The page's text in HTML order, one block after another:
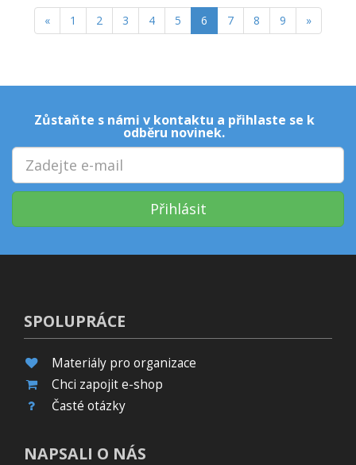
« 1 2 3 4 5 6 7 8 9 »
Zůstaňte s námi v kontaktu a přihlaste se k
odběru novinek.
Přihlásit
SPOLUPRÁCE
Materiály pro organizace
Chci zapojit e-shop
Časté otázky
NAPSALI O NÁS